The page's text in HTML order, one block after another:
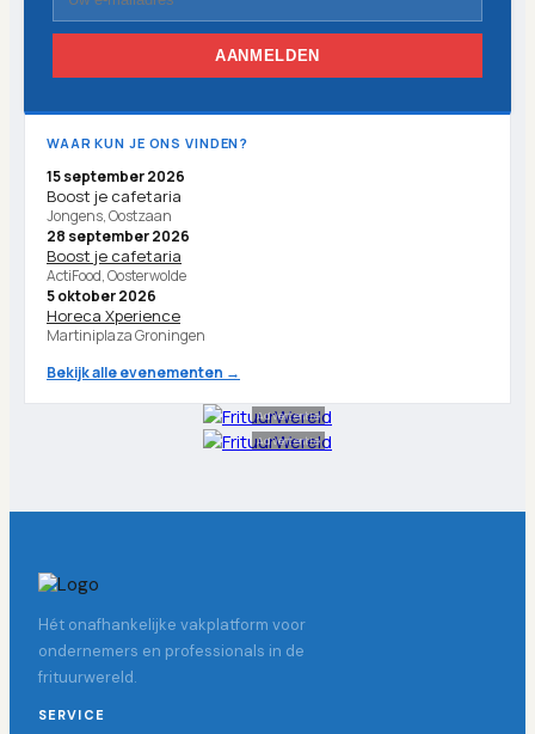
AANMELDEN
WAAR KUN JE ONS VINDEN?
15 september 2026
Boost je cafetaria
Jongens, Oostzaan
28 september 2026
Boost je cafetaria
ActiFood, Oosterwolde
5 oktober 2026
Horeca Xperience
Martiniplaza Groningen
Bekijk alle evenementen →
Advertentie
Advertentie
Hét onafhankelijke vakplatform voor
ondernemers en professionals in de
frituurwereld.
SERVICE